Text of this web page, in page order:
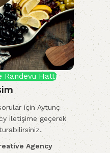
Hattı
için Aytunç
iletişime geçerek
Agency